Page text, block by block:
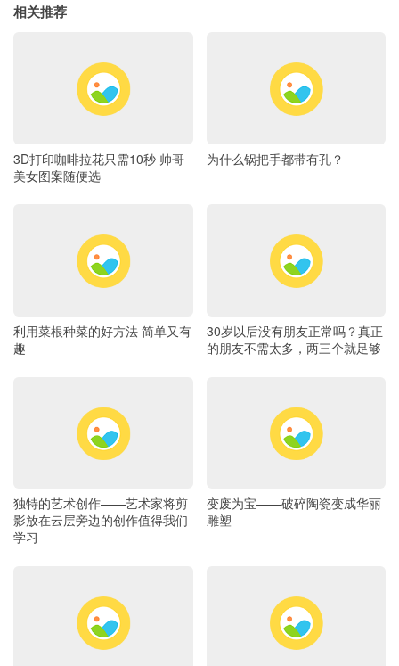
相关推荐
3D打印咖啡拉花只需10秒 帅哥
美女图案随便选
为什么锅把手都带有孔？
利用菜根种菜的好方法 简单又有
趣
30岁以后没有朋友正常吗？真正
的朋友不需太多，两三个就足够
独特的艺术创作——艺术家将剪
影放在云层旁边的创作值得我们
学习
变废为宝——破碎陶瓷变成华丽
雕塑